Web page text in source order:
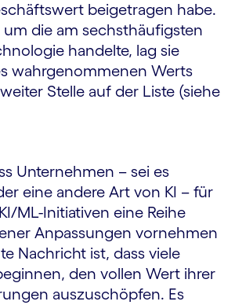
beigetragen habe.
die am sechsthäufigsten
handelte, lag sie
wahrgenommenen Werts
Stelle auf der Liste (siehe
Unternehmen – sei es
eine andere Art von KI – für
ML-Initiativen eine Reihe
Anpassungen vornehmen
Nachricht ist, dass viele
den vollen Wert ihrer
auszuschöpfen. Es